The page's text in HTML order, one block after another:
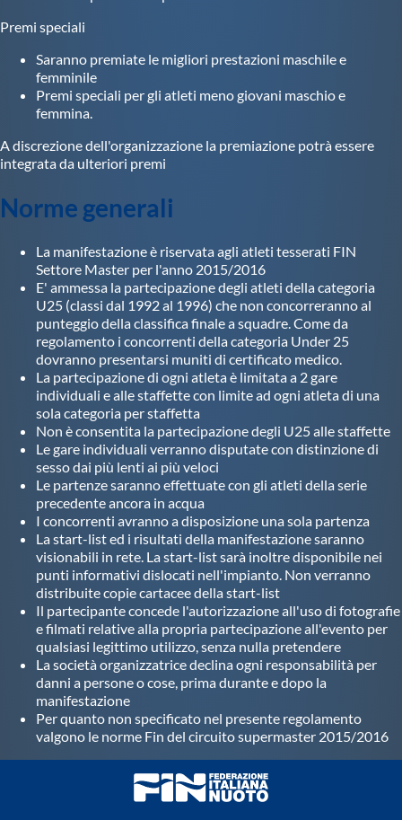
Premi speciali
Saranno premiate le migliori prestazioni maschile e
femminile
Premi speciali per gli atleti meno giovani maschio e
femmina.
A discrezione dell'organizzazione la premiazione potrà essere
integrata da ulteriori premi
Norme generali
La manifestazione è riservata agli atleti tesserati FIN
Settore Master per l'anno 2015/2016
E' ammessa la partecipazione degli atleti della categoria
U25 (classi dal 1992 al 1996) che non concorreranno al
punteggio della classifica finale a squadre. Come da
regolamento i concorrenti della categoria Under 25
dovranno presentarsi muniti di certificato medico.
La partecipazione di ogni atleta è limitata a 2 gare
individuali e alle staffette con limite ad ogni atleta di una
sola categoria per staffetta
Non è consentita la partecipazione degli U25 alle staffette
Le gare individuali verranno disputate con distinzione di
sesso dai più lenti ai più veloci
Le partenze saranno effettuate con gli atleti della serie
precedente ancora in acqua
I concorrenti avranno a disposizione una sola partenza
La start-list ed i risultati della manifestazione saranno
visionabili in rete. La start-list sarà inoltre disponibile nei
punti informativi dislocati nell'impianto. Non verranno
distribuite copie cartacee della start-list
Il partecipante concede l'autorizzazione all'uso di fotografie
e filmati relative alla propria partecipazione all'evento per
qualsiasi legittimo utilizzo, senza nulla pretendere
La società organizzatrice declina ogni responsabilità per
danni a persone o cose, prima durante e dopo la
manifestazione
Per quanto non specificato nel presente regolamento
valgono le norme Fin del circuito supermaster 2015/2016